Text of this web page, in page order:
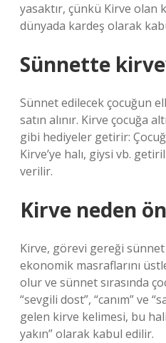
yasaktır, çünkü Kirve olan
dünyada kardeş olarak
Sünnette
Sünnet edilecek çocuğun
satın alınır. Kirve çocuğa
gibi hediyeler getirir:
Kirve’ye halı, giysi vb.
verilir.
Kirve neden
Kirve, görevi gereği
ekonomik masraflarını
olur ve sünnet sırasında
“sevgili dost”, “canım” ve
gelen kirve kelimesi, bu
yakın” olarak kabul edilir.